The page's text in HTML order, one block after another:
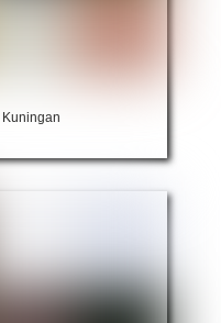
Kuningan